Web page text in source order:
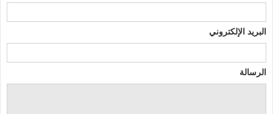
البريد الإلكتروني
الرسالة